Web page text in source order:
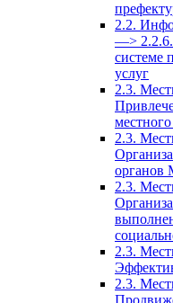
2.2.
—> 2.2.6.
системе
услуг
2.3.
2.3.
органов
2.3.
2.3.
2.3.